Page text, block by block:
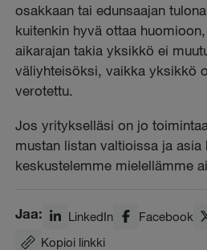
osakkaan tai edunsaajan
kuitenkin hyvä ottaa
aikarajan takia yksikkö ei
väliyhteisöksi, vaikka yksikkö
verotettu.
Jos yritykselläsi on jo
mustan listan valtioissa ja
keskustelemme mielellämme
Jaa: LinkedIn Facebook
Kopioi linkki